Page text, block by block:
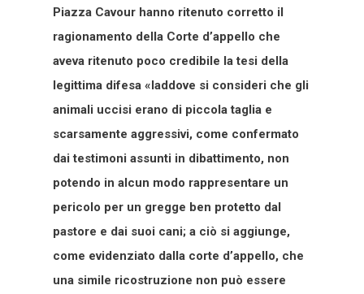
Piazza Cavour hanno ritenuto corretto il
ragionamento della Corte d’appello che
aveva ritenuto poco credibile la tesi della
legittima difesa «laddove si consideri che gli
animali uccisi erano di piccola taglia e
scarsamente aggressivi, come confermato
dai testimoni assunti in dibattimento, non
potendo in alcun modo rappresentare un
pericolo per un gregge ben protetto dal
pastore e dai suoi cani; a ciò si aggiunge,
come evidenziato dalla corte d’appello, che
una simile ricostruzione non può essere